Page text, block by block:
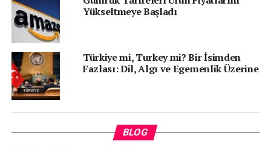
kadar tüm yeni araçlarda CO2 emisyonlarının yüzde 100
azaltılması kararı da e-mobilite sektörünün önünü açtı”
konuşanÜçay Grup Enerji Direktörü
çevresel sürdürülebilirlik üzerindeki etkisiyle ilgili önemli
açıklamalarda bulundu:
Yükseltmeye Başladı
Türkiye mi, Turkey mi? Bir İsimden
Fazlası: Dil, Algı ve Egemenlik Üzerine
BLOG